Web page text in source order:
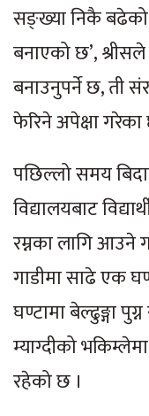
सङ्ख्या निकै बढेको
बनाएको छ’,
बनाउनुपर्ने छ, ती
फेरिने अपेक्षा गरेका
पछिल्लो समय
विद्यालयबाट
रम्नका लागि आउने
गाडीमा साढे एक
घण्टामा बेल्ढुङ्गा
म्याग्दीको
रहेको छ ।